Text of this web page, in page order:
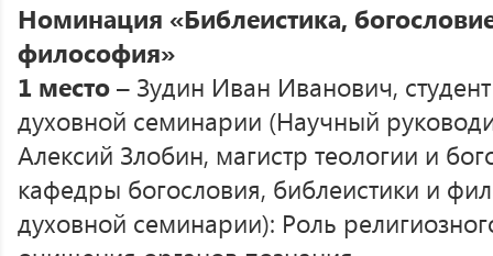
Номинация «Библеистика,
философия»
1 место– Зудин Иван Иванович,
духовной семинарии (Научный
Алексий Злобин, магистр теологии и
кафедры богословия, библеистики и
духовной семинарии): Роль